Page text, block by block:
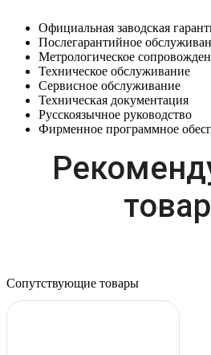
Официальная заводская
Послегарантийное
Метрологическое
Техническое обслуживание
Сервисное обслуживание
Техническая документация
Русскоязычное руководство
Фирменное программное
Сопутствующие товары